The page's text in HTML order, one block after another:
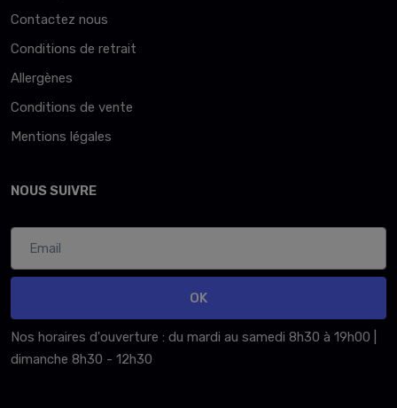
Contactez nous
Conditions de retrait
Allergènes
Conditions de vente
Mentions légales
NOUS SUIVRE
OK
Nos horaires d'ouverture : du mardi au samedi 8h30 à 19h00 |
dimanche 8h30 - 12h30